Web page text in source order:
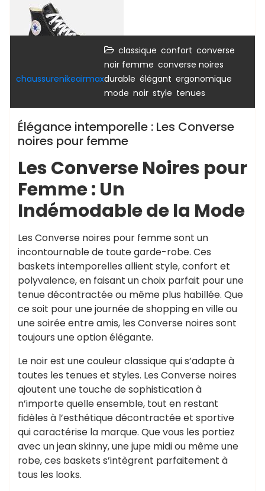
chaussurenikeairmax
classique confort converse
noir femme converse noires
durable élégant ergonomique
mode noir style tenues
Élégance intemporelle : Les Converse
noires pour femme
Les Converse Noires pour
Femme : Un
Indémodable de la Mode
Les Converse noires pour femme sont un
incontournable de toute garde-robe. Ces
baskets intemporelles allient style, confort et
polyvalence, en faisant un choix parfait pour une
tenue décontractée ou même plus habillée. Que
ce soit pour une journée de shopping en ville ou
une soirée entre amis, les Converse noires sont
toujours une option élégante.
Le noir est une couleur classique qui s’adapte à
toutes les tenues et styles. Les Converse noires
ajoutent une touche de sophistication à
n’importe quelle ensemble, tout en restant
fidèles à l’esthétique décontractée et sportive
qui caractérise la marque. Que vous les portiez
avec un jean skinny, une jupe midi ou même une
robe, ces baskets s’intègrent parfaitement à
tous les looks.